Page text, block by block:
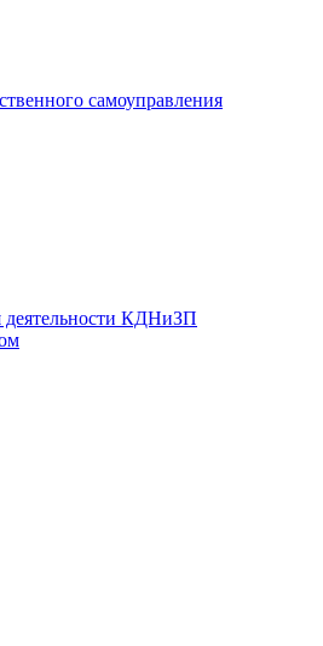
самоуправления
деятельности КДНиЗП